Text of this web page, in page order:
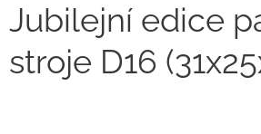
Jubilejní edice
stroje D16